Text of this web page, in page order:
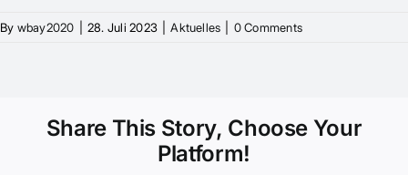
By wbay2020 28. Juli 2023 Aktuelles 0 Comments
Share This Story, Choose Your
Platform!